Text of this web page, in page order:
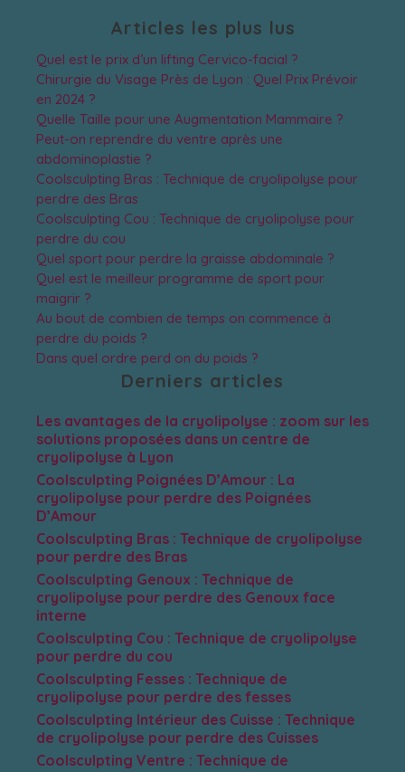
Articles les plus lus
Quel est le prix d’un lifting Cervico-facial ?
Chirurgie du Visage Près de Lyon : Quel Prix Prévoir
en 2024 ?
Quelle Taille pour une Augmentation Mammaire ?
Peut-on reprendre du ventre après une
abdominoplastie ?
Coolsculpting Bras : Technique de cryolipolyse pour
perdre des Bras
Coolsculpting Cou : Technique de cryolipolyse pour
perdre du cou
Quel sport pour perdre la graisse abdominale ?
Quel est le meilleur programme de sport pour
maigrir ?
Au bout de combien de temps on commence à
perdre du poids ?
Dans quel ordre perd on du poids ?
Derniers articles
Les avantages de la cryolipolyse : zoom sur les
solutions proposées dans un centre de
cryolipolyse à Lyon
Coolsculpting Poignées D’Amour : La
cryolipolyse pour perdre des Poignées
D’Amour
Coolsculpting Bras : Technique de cryolipolyse
pour perdre des Bras
Coolsculpting Genoux : Technique de
cryolipolyse pour perdre des Genoux face
interne
Coolsculpting Cou : Technique de cryolipolyse
pour perdre du cou
Coolsculpting Fesses : Technique de
cryolipolyse pour perdre des fesses
Coolsculpting Intérieur des Cuisse : Technique
de cryolipolyse pour perdre des Cuisses
Coolsculpting Ventre : Technique de